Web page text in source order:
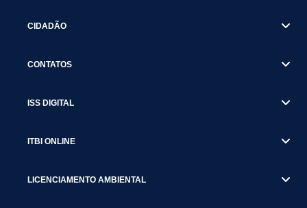
CIDADÃO
CONTATOS
ISS DIGITAL
ITBI ONLINE
LICENCIAMENTO AMBIENTAL